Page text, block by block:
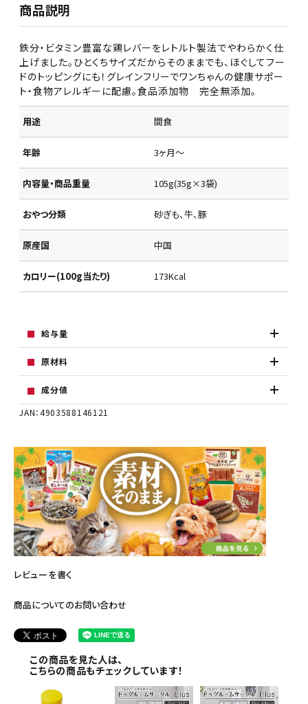
商品説明
鉄分・ビタミン豊富な鶏レバーをレトルト製法でやわらかく仕
上げました。ひとくちサイズだからそのままでも、ほぐしてフー
ドのトッピングにも！グレインフリーでワンちゃんの健康サポー
ト・食物アレルギーに配慮。食品添加物 完全無添加。
用途 間食
年齢 3ヶ月～
内容量・商品重量 105g(35g×3袋)
おやつ分類 砂ぎも、牛、豚
原産国 中国
カロリー(100g当たり) 173Kcal
給与量
原材料
成分値
JAN：4903588146121
レビューを書く
商品についてのお問い合わせ
この商品を見た人は、
こちらの商品もチェックしています！